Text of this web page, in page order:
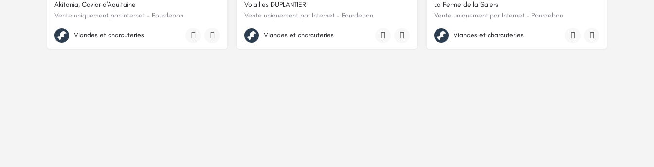
Akitania, Caviar d'Aquitaine
Vente uniquement par Internet - Pourdebon
1 chemin du poteau, 17240, Saint-Genis-de-Saintonge, Charente-Maritime
Viandes et charcuteries
Volailles DUPLANTIER
Vente uniquement par Internet - Pourdebon
RTE DEPARTEMENTALE 944, 64410, Méracq, Pyrénées-Atlantiques
Viandes et charcuteries
La Ferme de la Salers
Vente uniquement par Internet - Pourdebon
La Cotterie 2 rue de l'Ecotière, 86300, Bonnes, Vienne
Viandes et charcuteries